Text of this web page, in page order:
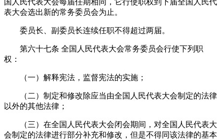
国人民代表大会每届任期相同，它行使职权到下届全国人民代
表大会选出新的常务委员会为止。
委员长、副委员长连续任职不得超过两届。
第六十七条 全国人民代表大会常务委员会行使下列职
权：
（一）解释宪法，监督宪法的实施；
（二）制定和修改除应当由全国人民代表大会制定的法律
以外的其他法律；
（三）在全国人民代表大会闭会期间，对全国人民代表大
会制定的法律进行部分补充和修改，但是不得同该法律的基本